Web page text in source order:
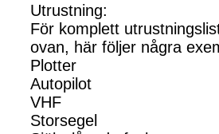
Utrustning:
För komplett
ovan, här följer några
Plotter
Autopilot
VHF
Storsegel